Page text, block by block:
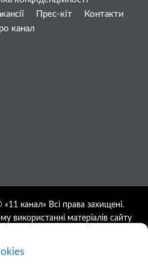
Прес-кіт
Контакти
канал
канал» Всі права захищені.
використанні матеріалів сайту